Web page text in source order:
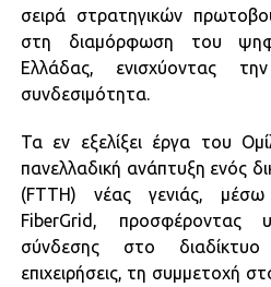
σειρά στρατηγικών
στη διαμόρφωση του
Ελλάδας, ενισχύοντας
συνδεσιμότητα.
Τα εν εξελίξει έργα του
πανελλαδική ανάπτυξη ενός
(FTTH) νέας γενιάς,
FiberGrid, προσφέροντας
σύνδεσης στο
επιχειρήσεις, τη συμμετοχή